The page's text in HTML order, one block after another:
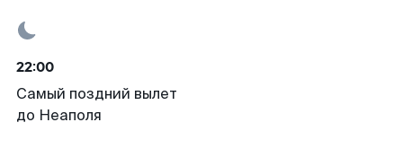
22:00
Самый поздний вылет
до Неаполя